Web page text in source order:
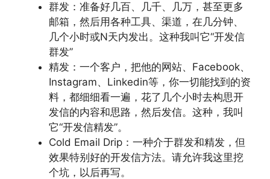
群发：准备好几百、几千、几万，甚至更多
邮箱，然后用各种工具、渠道，在几分钟、
几个小时或N天内发出。这种我叫它“开发信
群发”
精发：一个客户，把他的网站、Facebook、
Instagram、Linkedin等，你一切能找到的资
料，都细细看一遍，花了几个小时去构思开
发信的内容和思路，然后发信。这种，我叫
它“开发信精发”。
Cold Email Drip：一种介于群发和精发，但
效果特别好的开发信方法。请允许我这里挖
个坑，以后再写。